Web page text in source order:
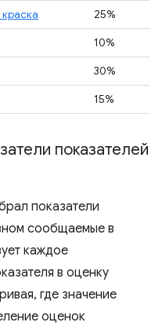
25%
10%
30%
15%
показателей
показатели
сообщаемые в
каждое
в оценку
где значение
оценок